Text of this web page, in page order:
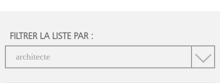
FILTRER LA LISTE PAR :